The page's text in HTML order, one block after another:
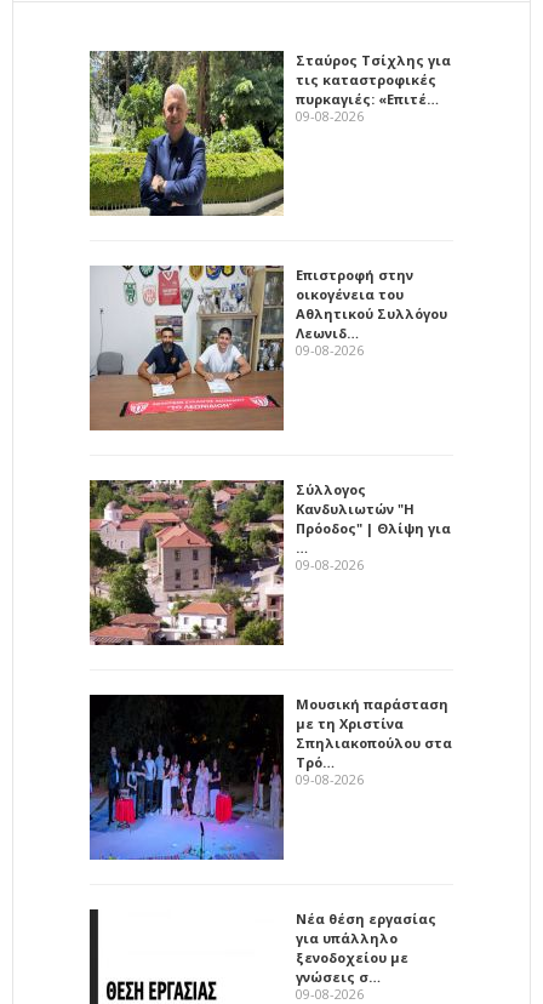
Σταύρος Τσίχλης για
τις καταστροφικές
πυρκαγιές: «Επιτέ…
09-08-2026
Επιστροφή στην
οικογένεια του
Αθλητικού Συλλόγου
Λεωνιδ…
09-08-2026
Σύλλογος
Κανδυλιωτών "Η
Πρόοδος" | Θλίψη για
…
09-08-2026
Μουσική παράσταση
με τη Χριστίνα
Σπηλιακοπούλου στα
Τρό…
09-08-2026
Νέα θέση εργασίας
για υπάλληλο
ξενοδοχείου με
γνώσεις σ…
09-08-2026